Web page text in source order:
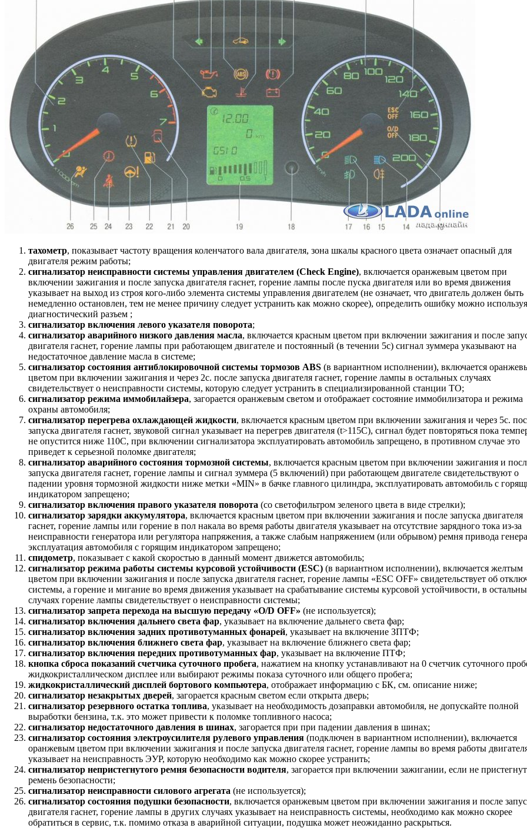
тахометр, показывает частоту вращения коленчатого вала двигателя, зона шкалы красного цвета означает опасный для
двигателя режим работы;
сигнализатор неисправности системы управления двигателем (Check Engine), включается оранжевым цветом при
включении зажигания и после запуска двигателя гаснет, горение лампы после пуска двигателя или во время движения
указывает на выход из строя кого-либо элемента системы управления двигателем (не означает, что двигатель должен быть
немедленно остановлен, тем не менее причину следует устранить как можно скорее), определить ошибку можно используя
диагностический разъем ;
сигнализатор включения левого указателя поворота;
сигнализатор аварийного низкого давления масла, включается красным цветом при включении зажигания и после
двигателя гаснет, горение лампы при работающем двигателе и постоянный (в течении 5с) сигнал зуммера указывают на
недостаточное давление масла в системе;
сигнализатор состояния антиблокировочной системы тормозов ABS (в вариантном исполнении), включается
цветом при включении зажигания и через 2с. после запуска двигателя гаснет, горение лампы в остальных случаях
свидетельствует о неисправности системы, которую следует устранить в специализированной станции ТО;
сигнализатор режима иммобилайзера, загорается оранжевым светом и отображает состояние иммобилизатора и режима
охраны автомобиля;
сигнализатор перегрева охлаждающей жидкости, включается красным цветом при включении зажигания и через 5с.
запуска двигателя гаснет, звуковой сигнал указывает на перегрев двигателя (t>115C), сигнал будет повторяться пока
не опустится ниже 110C, при включении сигнализатора эксплуатировать автомобиль запрещено, в противном случае это
приведет к серьезной поломке двигателя;
сигнализатор аварийного состояния тормозной системы, включается красным цветом при включении зажигания и
запуска двигателя гаснет, горение лампы и сигнал зуммера (5 включений) при работающем двигателе свидетельствуют о
падении уровня тормозной жидкости ниже метки «MIN» в бачке главного цилиндра, эксплуатировать автомобиль с
индикатором запрещено;
сигнализатор включения правого указателя поворота (со светофильтром зеленого цвета в виде стрелки);
сигнализатор зарядки аккумулятора, включается красным цветом при включении зажигания и после запуска двигателя
гаснет, горение лампы или горение в пол накала во время работы двигателя указывает на отсутствие зарядного тока из-за
неисправности генератора или регулятора напряжения, а также слабым напряжением (или обрывом) ремня привода
эксплуатация автомобиля с горящим индикатором запрещено;
спидометр, показывает с какой скоростью в данный момент движется автомобиль;
сигнализатор режима работы системы курсовой устойчивости (ESC) (в вариантном исполнении), включается желтым
цветом при включении зажигания и после запуска двигателя гаснет, горение лампы «ESC OFF» свидетельствует об
системы, а горение и мигание во время движения указывает на срабатывание системы курсовой устойчивости, в
случаях горение лампы свидетельствует о неисправности системы;
сигнализатор запрета перехода на высшую передачу «О/D OFF» (не используется);
сигнализатор включения дальнего света фар, указывает на включение дальнего света фар;
сигнализатор включения задних противотуманных фонарей, указывает на включение ЗПТФ;
сигнализатор включения ближнего света фар, указывает на включение ближнего света фар;
сигнализатор включения передних противотуманных фар, указывает на включение ПТФ;
кнопка сброса показаний счетчика суточного пробега, нажатием на кнопку устанавливают на 0 счетчик суточного
жидкокристаллическом дисплее или выбирают режимы показа суточного или общего пробега;
жидкокристаллический дисплей бортового компьютера, отображает информацию с БК, см. описание ниже;
сигнализатор незакрытых дверей, загорается красным светом если открыта дверь;
сигнализатор резервного остатка топлива, указывает на необходимость дозаправки автомобиля, не допускайте полной
выработки бензина, т.к. это может привести к поломке топливного насоса;
сигнализатор недостаточного давления в шинах, загорается при при падении давления в шинах;
сигнализатор состояния электроусилителя рулевого управления (подключен в вариантном исполнении), включается
оранжевым цветом при включении зажигания и после запуска двигателя гаснет, горение лампы во время работы
указывает на неисправность ЭУР, которую необходимо как можно скорее устранить;
сигнализатор непристегнутого ремня безопасности водителя, загорается при включении зажигании, если не пристегнут
ремень безопасности;
сигнализатор неисправности силового агрегата (не используется);
сигнализатор состояния подушки безопасности, включается оранжевым цветом при включении зажигания и после
двигателя гаснет, горение лампы в других случаях указывает на неисправность системы, необходимо как можно скорее
обратиться в сервис, т.к. помимо отказа в аварийной ситуации, подушка может неожиданно раскрыться.